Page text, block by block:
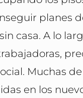
planes
casa. A lo
Muchas
en los